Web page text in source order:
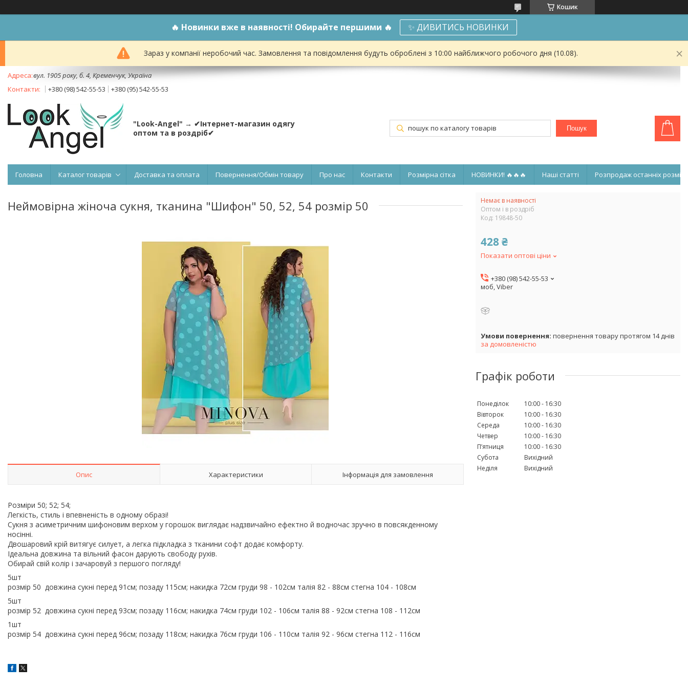
Кошик
🔥 Новинки вже в наявності! Обирайте першими 🔥 ✨ ДИВИТИСЬ НОВИНКИ
Зараз у компанії неробочий час. Замовлення та повідомлення будуть оброблені з 10:00 найближчого робочого дня (10.08).
вул. 1905 року, б. 4, Кременчук, Україна
+380 (98) 542-55-53
+380 (95) 542-55-53
"Look-Angel" → ✔Інтернет-магазин одягу
оптом та в роздріб✔
Пошук
Головна Каталог товарів Доставка та оплата Повернення/Обмін товару Про нас Контакти Розмірна сітка НОВИНКИ! 🔥🔥🔥 Наші статті Розпродаж останніх
Неймовірна жіноча сукня, тканина "Шифон" 50, 52, 54 розмір 50
Опис Характеристики Інформація для замовлення
Розміри 50; 52; 54;
Легкість, стиль і впевненість в одному образі!
Сукня з асиметричним шифоновим верхом у горошок виглядає надзвичайно ефектно й водночас зручно в повсякденному
носінні.
Двошаровий крій витягує силует, а легка підкладка з тканини софт додає комфорту.
Ідеальна довжина та вільний фасон дарують свободу рухів.
Обирай свій колір і зачаровуй з першого погляду!
5шт
розмір 50 довжина сукні перед 91см; позаду 115см; накидка 72см груди 98 - 102см талія 82 - 88см стегна 104 - 108см
5шт
розмір 52 довжина сукні перед 93см; позаду 116см; накидка 74см груди 102 - 106см талія 88 - 92см стегна 108 - 112см
1шт
розмір 54 довжина сукні перед 96см; позаду 118см; накидка 76см груди 106 - 110см талія 92 - 96см стегна 112 - 116см
Немає в наявності
Оптом і в роздріб
Код: 19848-50
428 ₴
Показати оптові ціни
+380 (98) 542-55-53
моб, Viber
повернення товару протягом 14 днів
за домовленістю
Графік роботи
Понеділок 10:00
16:30
Вівторок
10:00
16:30
Середа
10:00
16:30
Четвер
10:00
16:30
Пʼятниця
10:00
16:30
Субота
Вихідний
Неділя
Вихідний